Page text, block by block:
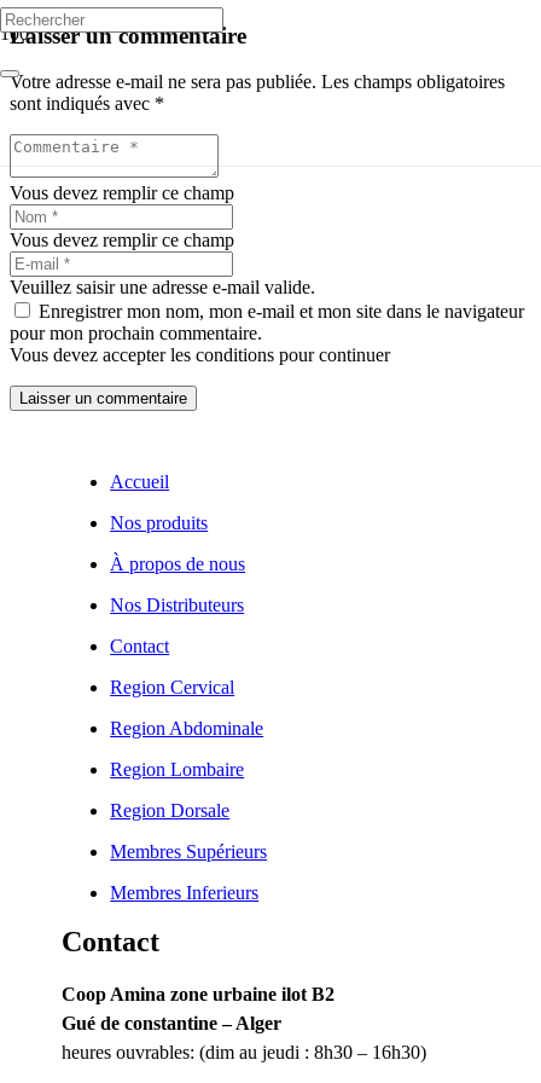
Laisser un commentaire
Votre adresse e-mail ne sera pas publiée. Les champs obligatoires
sont indiqués avec *
Vous devez remplir ce champ
Vous devez remplir ce champ
Veuillez saisir une adresse e-mail valide.
Enregistrer mon nom, mon e-mail et mon site dans le navigateur
pour mon prochain commentaire.
Vous devez accepter les conditions pour continuer
Laisser un commentaire
Accueil
Nos produits
À propos de nous
Nos Distributeurs
Contact
Region Cervical
Region Abdominale
Region Lombaire
Region Dorsale
Membres Supérieurs
Membres Inferieurs
Contact
Coop Amina zone urbaine ilot B2
Gué de constantine – Alger
heures ouvrables: (dim au jeudi : 8h30 – 16h30)